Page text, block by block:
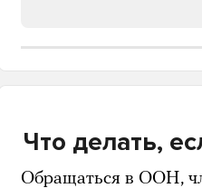
Что делать,
Обращаться в ООН,